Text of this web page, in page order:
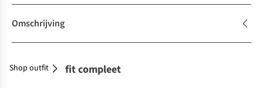
Omschrijving
Maak je outfit compleet
Shop outfit